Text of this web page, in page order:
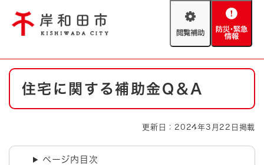
閲
助
防
緊
やさしい日本語
防災・緊急情報 救急・消防
ハザードマップ AED設置箇所
本
住宅に関する補助金Q＆A
更新日：2024年3月22日掲載
ページ内目次